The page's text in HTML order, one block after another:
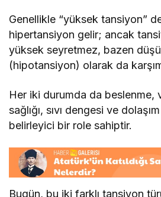
Genellikle “yüksek tansiyon”
hipertansiyon gelir; ancak
yüksek seyretmez, bazen
(hipotansiyon) olarak da
Her iki durumda da beslenme,
sağlığı, sıvı dengesi ve
belirleyici bir role sahiptir.
Bugün, bu iki farklı tansiyon